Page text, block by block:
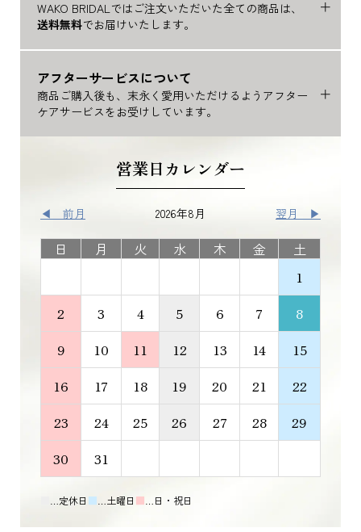
WAKO BRIDALではご注文いただいた全ての商品は、
送料無料でお届けいたします。
アフターサービスについて
商品ご購入後も、末永く愛用いただけるようアフター
ケアサービスをお受けしています。
営業日カレンダー
◀ 前月 2026年8月 翌月 ▶
日 月 火 水 木 金
土
1
2
3 4 5 6 7
8
9
10 11 12 13 14
15
16
17 18 19 20 21
22
23
24 25 26 27 28
29
30
31
…定休日 ■ …土曜日 ■ …日・祝日